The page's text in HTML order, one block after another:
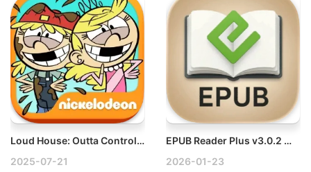
Loud House: Outta Control v1.1.8 Mac策略类休闲游戏
2025-07-21
EPUB Reader Plus v3.0.2 Mac阅读器-AI电子书阅读神器
2026-01-23